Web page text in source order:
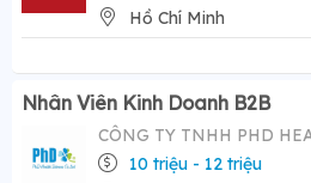
Hồ Chí Minh
Nhân Viên Kinh Doanh B2B
CÔNG TY TNHH PHD
10 triệu - 12 triệu